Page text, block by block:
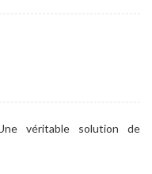
véritable solution de